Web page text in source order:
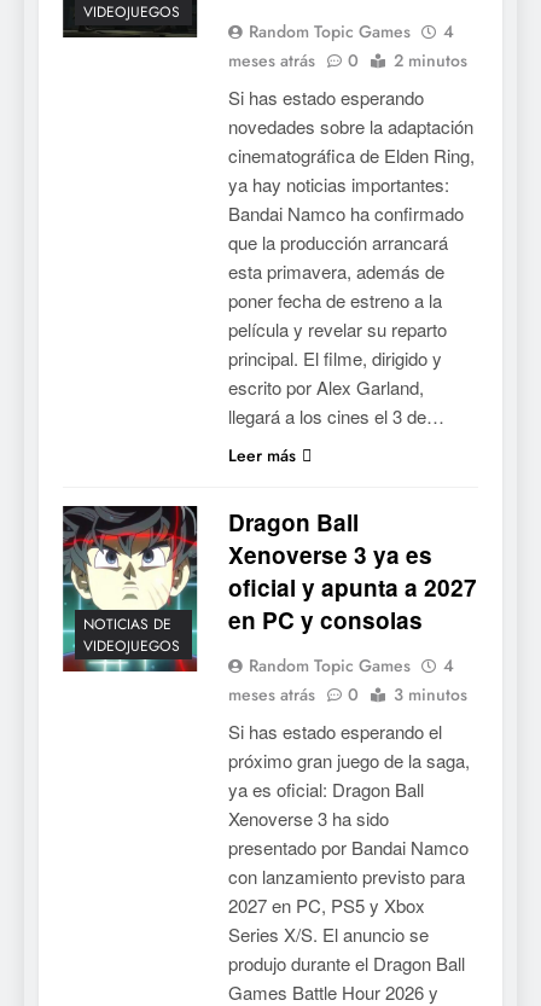
VIDEOJUEGOS
Random Topic Games
4
meses atrás
0 2 minutos
Si has estado esperando
novedades sobre la adaptación
cinematográfica de Elden Ring,
ya hay noticias importantes:
Bandai Namco ha confirmado
que la producción arrancará
esta primavera, además de
poner fecha de estreno a la
película y revelar su reparto
principal. El filme, dirigido y
escrito por Alex Garland,
llegará a los cines el 3 de…
Leer más
NOTICIAS DE
VIDEOJUEGOS
Dragon Ball
Xenoverse 3 ya es
oficial y apunta a 2027
en PC y consolas
Random Topic Games
4
meses atrás
0 3 minutos
Si has estado esperando el
próximo gran juego de la saga,
ya es oficial: Dragon Ball
Xenoverse 3 ha sido
presentado por Bandai Namco
con lanzamiento previsto para
2027 en PC, PS5 y Xbox
Series X/S. El anuncio se
produjo durante el Dragon Ball
Games Battle Hour 2026 y